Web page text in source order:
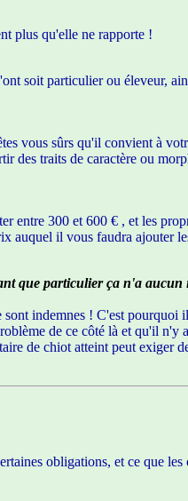
plus qu'elle ne rapporte !
soit particulier ou éleveur,
vous sûrs qu'il convient à
des traits de caractère ou
entre 300 et 600 € , et les
auquel il vous faudra ajouter
que particulier ça n'a
indemnes ! C'est pourquoi
de ce côté là et qu'il n'y
de chiot atteint peut exiger
obligations, et ce que